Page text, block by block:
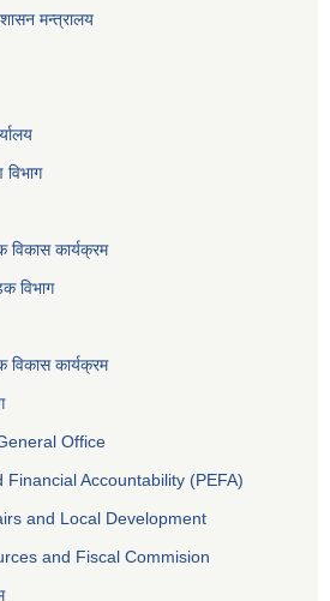
मन्त्रालय
विभाग
विकास कार्यक्रम
विभाग
विकास कार्यक्रम
Office
Accountability (PEFA)
and Local Development
and Fiscal Commision